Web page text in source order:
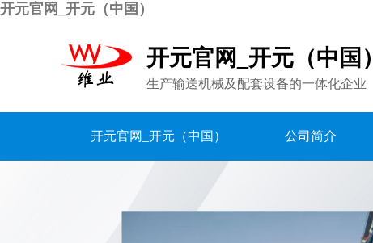
开元官网_开元（中国）
开元官网_开元（中国）
生产输送机械及配套设备的一体化企业
开元官网_开元（中国） 公司简介